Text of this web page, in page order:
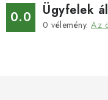
0.0 Ügyfelek
0 vélemény. Az